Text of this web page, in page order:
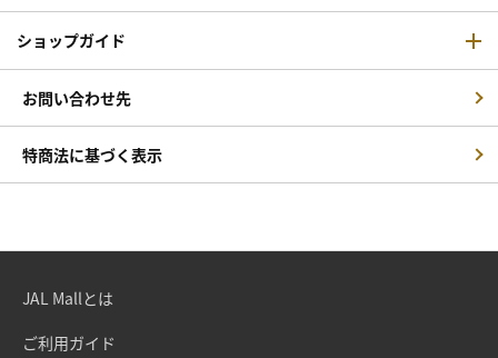
ショップガイド
お問い合わせ先
特商法に基づく表示
JAL Mallとは
ご利用ガイド